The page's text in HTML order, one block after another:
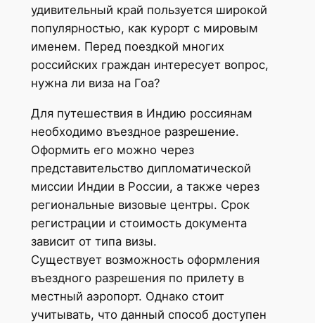
удивительный край пользуется широкой
популярностью, как курорт с мировым
именем. Перед поездкой многих
российских граждан интересует вопрос,
нужна ли виза на Гоа?
Для путешествия в Индию россиянам
необходимо въездное разрешение.
Оформить его можно через
представительство дипломатической
миссии Индии в России, а также через
региональные визовые центры. Срок
регистрации и стоимость документа
зависит от типа визы.
Существует возможность оформления
въездного разрешения по прилету в
местный аэропорт. Однако стоит
учитывать, что данный способ доступен